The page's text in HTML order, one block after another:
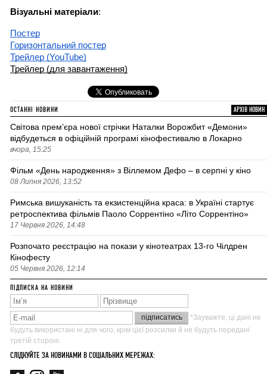
Візуальні матеріали:
Постер
Горизонтальний постер
Трейлер (YouTube)
Трейлер (для завантаження)
ОСТАННІ НОВИНИ АРХІВ НОВИН
Світова премʼєра нової стрічки Наталки Ворожбит «Демони»
відбудеться в офіційній програмі кінофестивалю в Локарно
вчора, 15:25
Фільм «День народження» з Віллемом Дефо – в серпні у кіно
08 Липня 2026, 13:52
Римська вишуканість та екзистенційна краса: в Україні стартує
ретроспектива фільмів Паоло Соррентіно «Літо Соррентіно»
17 Червня 2026, 14:48
Розпочато реєстрацію на покази у кінотеатрах 13-го Чілдрен
Кінофесту
05 Червня 2026, 12:14
ПІДПИСКА НА НОВИНИ
*Зауважте, ці дані не
будуть використані ні для чого, крім цієї розсилки й не будуть передані
третій стороні.
СЛІДКУЙТЕ ЗА НОВИНАМИ В СОЦІАЛЬНИХ МЕРЕЖАХ: